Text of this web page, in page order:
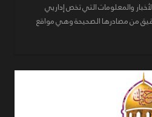
والمعلومات التي تخص إداريي
من مصادرها الصحيحة وهي مواقع